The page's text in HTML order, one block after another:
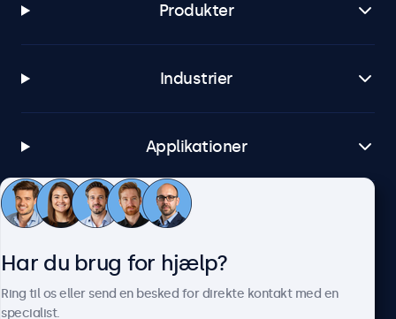
Produkter
Industrier
Applikationer
Kundeservice
Har du brug for hjælp?
Ring til os eller send en besked for direkte kontakt med en
specialist.